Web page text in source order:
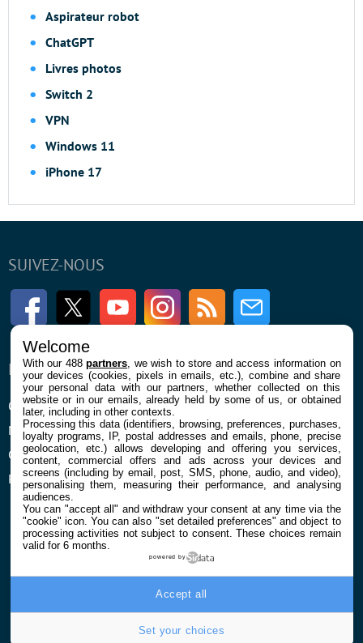
Aspirateur robot
ChatGPT
Livres photos
Switch 2
VPN
Windows 11
iPhone 17
SUIVEZ-NOUS
FacebookTwitter Youtube InstagramRSS Newsletter
ENTREPRISE
Qui sommes nous
Mentions légales et CGU
Confidentialité et Cookies
Préférences cookies
À PROPOS
La rédaction
Contact
Welcome
With our 488partners , we wish to store and access information on
your devices (cookies, pixels in emails, etc.), combine and share
your personal data with our partners, whether collected on this
website or in our emails, already held by some of us, or obtained
later, including in other contexts.
Processing this data (identifiers, browsing, preferences, purchases,
loyalty programs, IP, postal addresses and emails, phone, precise
geolocation, etc.) allows developing and offering you services,
content, commercial offers and ads across your devices and
screens (including by email, post, SMS, phone, audio, and video),
personalising them, measuring their performance, and analysing
audiences.
You can "accept all" and withdraw your consent at any time via the
"cookie" icon. You can also "set detailed preferences" and object to
processing activities not subject to consent. These choices remain
valid for 6 months.
powered by
Set your choices
Accept all